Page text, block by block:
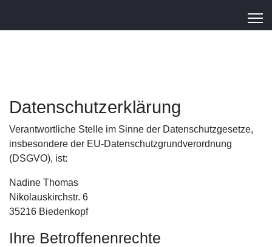
Datenschutzerklärung
Verantwortliche Stelle im Sinne der Datenschutzgesetze,
insbesondere der EU-Datenschutzgrundverordnung
(DSGVO), ist:
Nadine Thomas
Nikolauskirchstr. 6
35216 Biedenkopf
Ihre Betroffenenrechte